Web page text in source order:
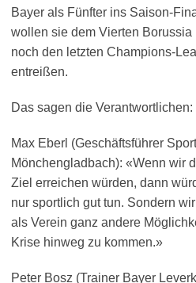
Bayer als Fünfter ins Saison-
wollen sie dem Vierten
noch den letzten Champions-
entreißen.
Das sagen die Verantwortlichen:
Max Eberl (Geschäftsführer
Mönchengladbach): «Wenn wir
Ziel erreichen würden, dann
nur sportlich gut tun. Sondern
als Verein ganz andere
Krise hinweg zu kommen.»
Peter Bosz (Trainer Bayer